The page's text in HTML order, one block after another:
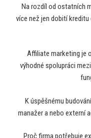
Na rozdíl od ostatních
více než jen dobití
Affiliate marketing je
výhodné spolupráci
K úspěšnému
manažer a nebo externí
Proč firma potřebuje